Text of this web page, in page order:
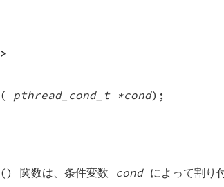
>
( pthread_cond_t *cond);
() 関数は、条件変数 condによって割り